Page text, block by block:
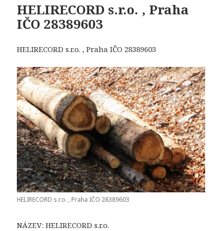
HELIRECORD s.r.o. , Praha
IČO 28389603
HELIRECORD s.r.o. , Praha IČO 28389603
HELIRECORD s.r.o. , Praha IČO 28389603
NÁZEV: HELIRECORD s.r.o.